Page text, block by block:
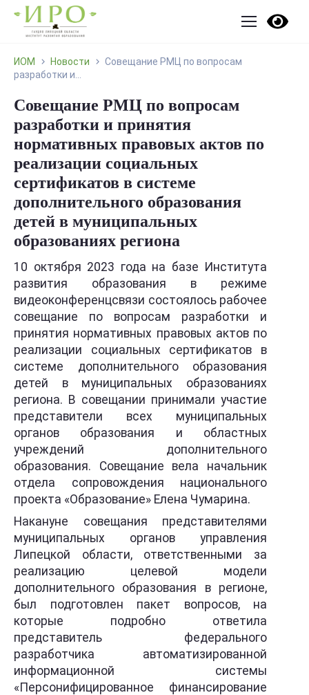
ИОМ Новости
Совещание РМЦ по вопросам
разработки и...
Совещание РМЦ по вопросам
разработки и принятия
нормативных правовых актов по
реализации социальных
сертификатов в системе
дополнительного образования
детей в муниципальных
образованиях региона
10 октября 2023 года на базе Института
развития образования в режиме
видеоконференцсвязи состоялось рабочее
совещание по вопросам разработки и
принятия нормативных правовых актов по
реализации социальных сертификатов в
системе дополнительного образования
детей в муниципальных образованиях
региона. В совещании принимали участие
представители всех муниципальных
органов образования и областных
учреждений дополнительного
образования. Совещание вела начальник
отдела сопровождения национального
проекта «Образование» Елена Чумарина.
Накануне совещания представителями
муниципальных органов управления
Липецкой области, ответственными за
реализацию целевой модели
дополнительного образования в регионе,
был подготовлен пакет вопросов, на
которые подробно ответила
представитель федерального
разработчика автоматизированной
информационной системы
«Персонифицированное финансирование